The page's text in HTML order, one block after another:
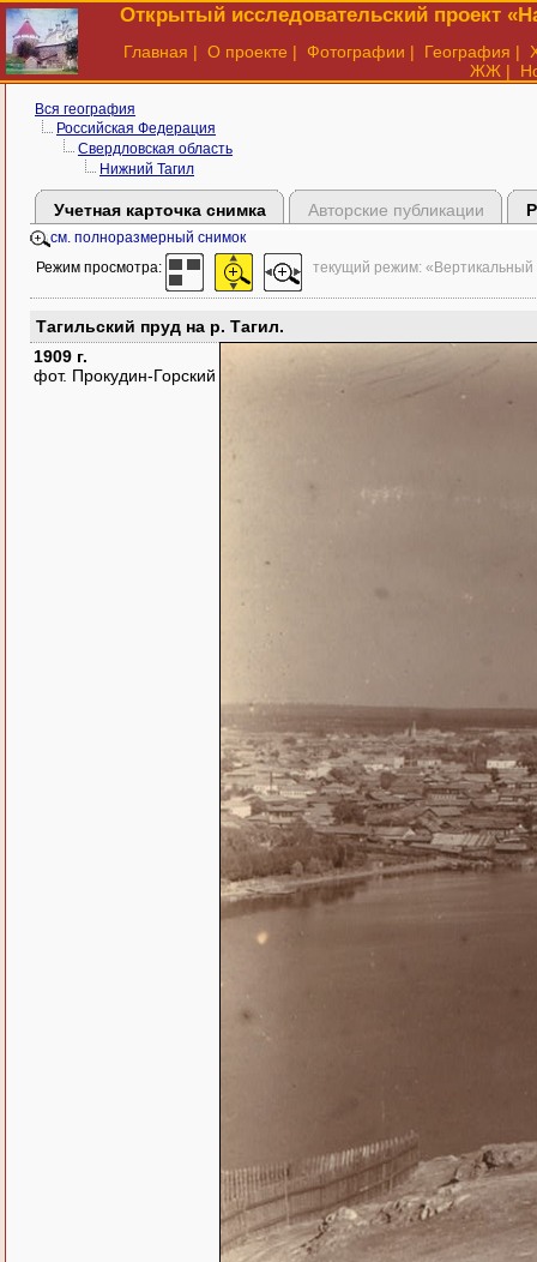
Открытый исследовательский проект
Главная | О проекте | Фотографии | География |
ЖЖ |
Вся география
Российская Федерация
Свердловская область
Нижний Тагил
Учетная карточка снимка Авторские публикации
см. полноразмерный снимок
Режим просмотра: текущий режим: «Вертикальный
Тагильский пруд на р. Тагил.
1909 г.
фот. Прокудин-Горский